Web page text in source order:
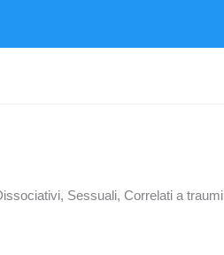
Sessuali, Correlati a traumi